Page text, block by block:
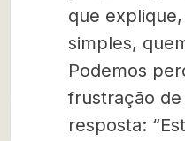
que
simples,
Podemos
frustração
resposta: